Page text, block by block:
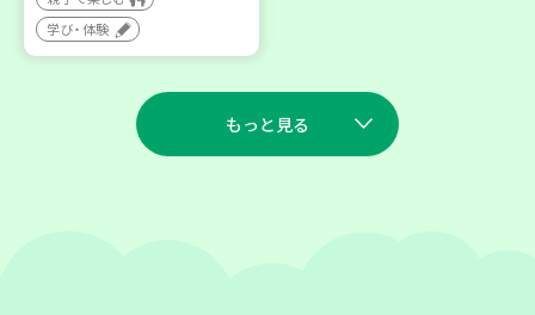
学び・体験
もっと見る